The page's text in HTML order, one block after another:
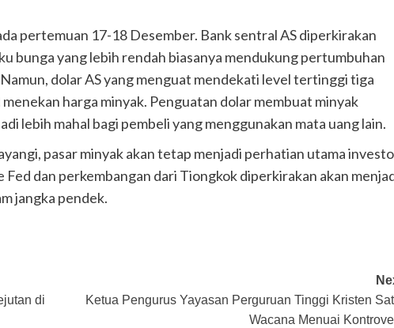
pertemuan 17-18 Desember. Bank sentral AS diperkirakan
bunga yang lebih rendah biasanya mendukung pertumbuhan
dolar AS yang menguat mendekati level tertinggi tiga
harga minyak. Penguatan dolar membuat minyak
lebih mahal bagi pembeli yang menggunakan mata uang lain.
pasar minyak akan tetap menjadi perhatian utama
dan perkembangan dari Tiongkok diperkirakan akan
jangka pendek.
di
Ketua Pengurus Yayasan Perguruan Tinggi Kristen
Wacana Menuai